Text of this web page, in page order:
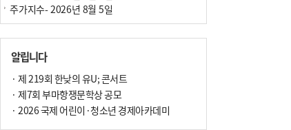
주가지수- 2026년 8월 5일
알립니다
· 제 219회 한낮의 유U; 콘서트
· 제7회 부마항쟁문학상 공모
· 2026 국제 어린이·청소년 경제아카데미